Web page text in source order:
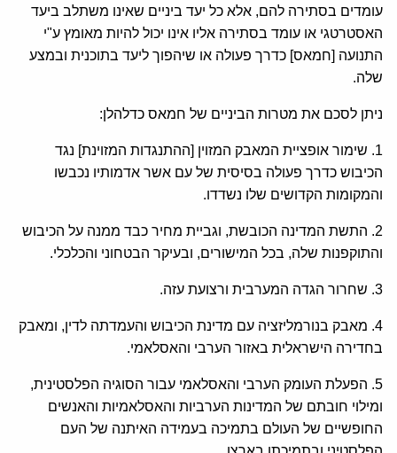
עומדים בסתירה להם, אלא כל יעד ביניים שאינו משתלב ביעד
האסטרטגי או עומד בסתירה אליו אינו יכול להיות מאומץ ע"י
התנועה [חמאס] כדרך פעולה או שיהפוך ליעד בתוכנית ובמצע
שלה.
ניתן לסכם את מטרות הביניים של חמאס כדלהלן:
1. שימור אופציית המאבק המזוין [ההתנגדות המזוינת] נגד
הכיבוש כדרך פעולה בסיסית של עם אשר אדמותיו נכבשו
והמקומות הקדושים שלו נשדדו.
2. התשת המדינה הכובשת, וגביית מחיר כבד ממנה על הכיבוש
והתוקפנות שלה, בכל המישורים, ובעיקר הבטחוני והכלכלי.
3. שחרור הגדה המערבית ורצועת עזה.
4. מאבק בנורמליזציה עם מדינת הכיבוש והעמדתה לדין, ומאבק
בחדירה הישראלית באזור הערבי והאסלאמי.
5. הפעלת העומק הערבי והאסלאמי עבור הסוגיה הפלסטינית,
ומילוי חובתם של המדינות הערביות והאסלאמיות והאנשים
החופשיים של העולם בתמיכה בעמידה האיתנה של העם